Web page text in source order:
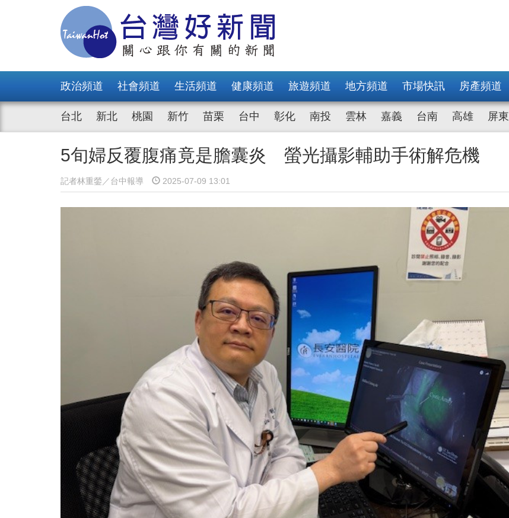
政治頻道 社會頻道 生活頻道 健康頻道 旅遊頻道 地方頻道 市場快訊 房產頻道
台北 新北 桃園 新竹 苗栗 台中 彰化 南投 雲林 嘉義 台南 高雄 屏東
5旬婦反覆腹痛竟是膽囊炎 螢光攝影輔助手術解危機
記者林重鎣／台中報導 2025-07-09 13:01